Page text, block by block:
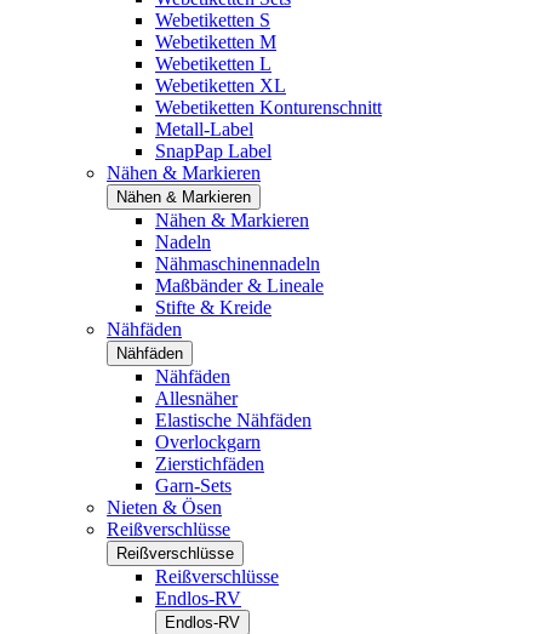
Webetiketten S
Webetiketten M
Webetiketten L
Webetiketten XL
Webetiketten Konturenschnitt
Metall-Label
SnapPap Label
Nähen & Markieren
Nähen & Markieren
Nähen & Markieren
Nadeln
Nähmaschinennadeln
Maßbänder & Lineale
Stifte & Kreide
Nähfäden
Nähfäden
Nähfäden
Allesnäher
Elastische Nähfäden
Overlockgarn
Zierstichfäden
Garn-Sets
Nieten & Ösen
Reißverschlüsse
Reißverschlüsse
Reißverschlüsse
Endlos-RV
Endlos-RV